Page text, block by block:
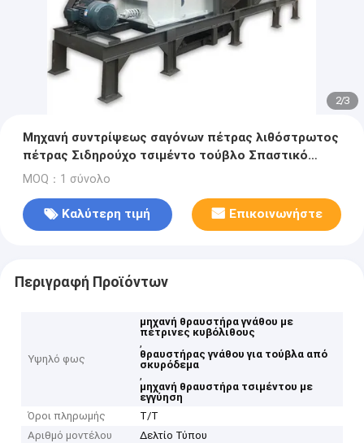
2/3
Μηχανή συντρίψεως σαγόνων πέτρας λιθόστρωτος
πέτρας Σιδηρούχο τσιμέντο τούβλο Σπαστικό
σαγόνων
MOQ：1 σύνολο
Καλύτερη τιμή Επικοινωνήστε
Περιγραφή Προϊόντων
Υψηλό φως
μηχανή θραυστήρα γνάθου με
πέτρινες κυβόλιθους
,
θραυστήρας γνάθου για τούβλα από
σκυρόδεμα
,
μηχανή θραυστήρα τσιμέντου με
εγγύηση
Όροι πληρωμής
Τ/Τ
Αριθμό μοντέλου
Δελτίο Τύπου